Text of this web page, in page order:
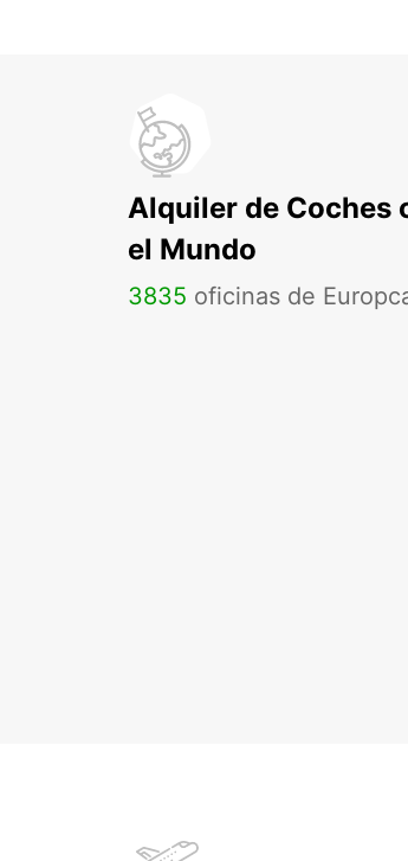
Alquiler de Coches
el Mundo
3835 oficinas de